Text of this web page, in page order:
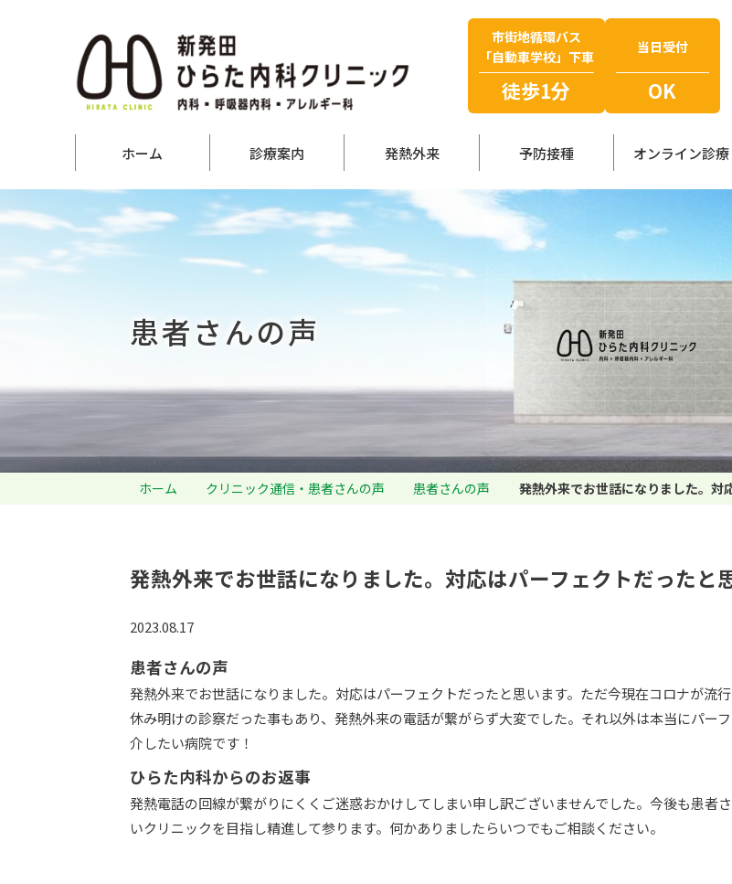
市街地循環バス
「自動車学校」下車
徒歩1分
当日受付
OK
ホーム 診療案内 発熱外来 予防接種 オンライン診療
患者さんの声
ホーム クリニック通信・患者さんの声 患者さんの声 発熱外来でお世話になりました。対
発熱外来でお世話になりました。対応はパーフェクトだったと思
2023.08.17
患者さんの声
発熱外来でお世話になりました。対応はパーフェクトだったと思います。ただ今現在コロナが流行
休み明けの診察だった事もあり、発熱外来の電話が繋がらず大変でした。それ以外は本当にパー
介したい病院です！
ひらた内科からのお返事
発熱電話の回線が繋がりにくくご迷惑おかけしてしまい申し訳ございませんでした。今後も患者
いクリニックを目指し精進して参ります。何かありましたらいつでもご相談ください。